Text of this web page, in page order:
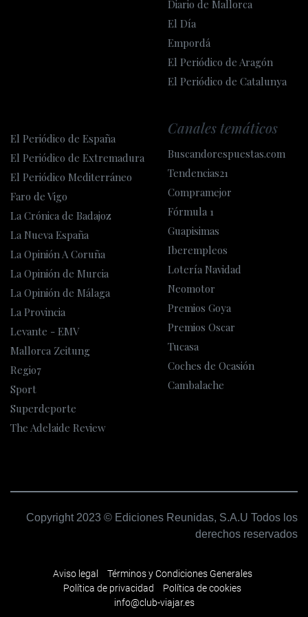
Diario de Mallorca
El Día
Empordá
El Periódico de Aragón
El Periódico de Catalunya
El Periódico de España
El Periódico de Extremadura
El Periódico Mediterráneo
Faro de Vigo
La Crónica de Badajoz
La Nueva España
La Opinión A Coruña
La Opinión de Murcia
La Opinión de Málaga
La Provincia
Levante - EMV
Mallorca Zeitung
Regio7
Sport
Superdeporte
The Adelaide Review
Canales temáticos
Buscandorespuestas.com
Tendencias21
Compramejor
Fórmula 1
Guapisimas
Iberempleos
Lotería Navidad
Neomotor
Premios Goya
Premios Oscar
Tucasa
Coches de Ocasión
Cambalache
Copyright 2023 © Ediciones Reunidas, S.A.U Todos los
derechos reservados
Aviso legal
Términos y Condiciones Generales
Política de privacidad
Política de cookies
info@club-viajar.es